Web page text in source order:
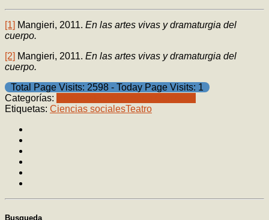
[1] Mangieri, 2011. En las artes vivas y dramaturgia del
cuerpo.
[2] Mangieri, 2011. En las artes vivas y dramaturgia del
cuerpo.
Total Page Visits: 2598 - Today Page Visits: 1
Categorías:
Etiquetas: Ciencias socialesTeatro
Busqueda